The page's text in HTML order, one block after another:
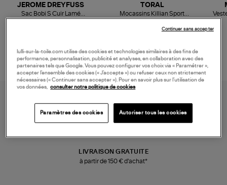
JEROME DREYFUSS
Sac Bobi S Cuir Lamé
Champagne
TORAL
Mocassins Killian Sport
Mousse
LIVRAISON GRATUITE
à partir de 150 € d'achat*
lulli-sur-la-toile.com utilise des cookies et technologies similaires à des fins de
performance, personnalisation, publicité et analyses, en collaboration avec des
partenaires tels que Google. Vous pouvez configurer vos choix via « Paramétrer »,
accepter l’ensemble des cookies (« J’accepte ») ou refuser ceux non strictement
nécessaires (« Continuer sans accepter »). Pour en savoir plus sur l’utilisation de
vos données, consulter notre politique de cookies
Paramètres des cookies Autoriser tous les cookies
Continuer sans accepter